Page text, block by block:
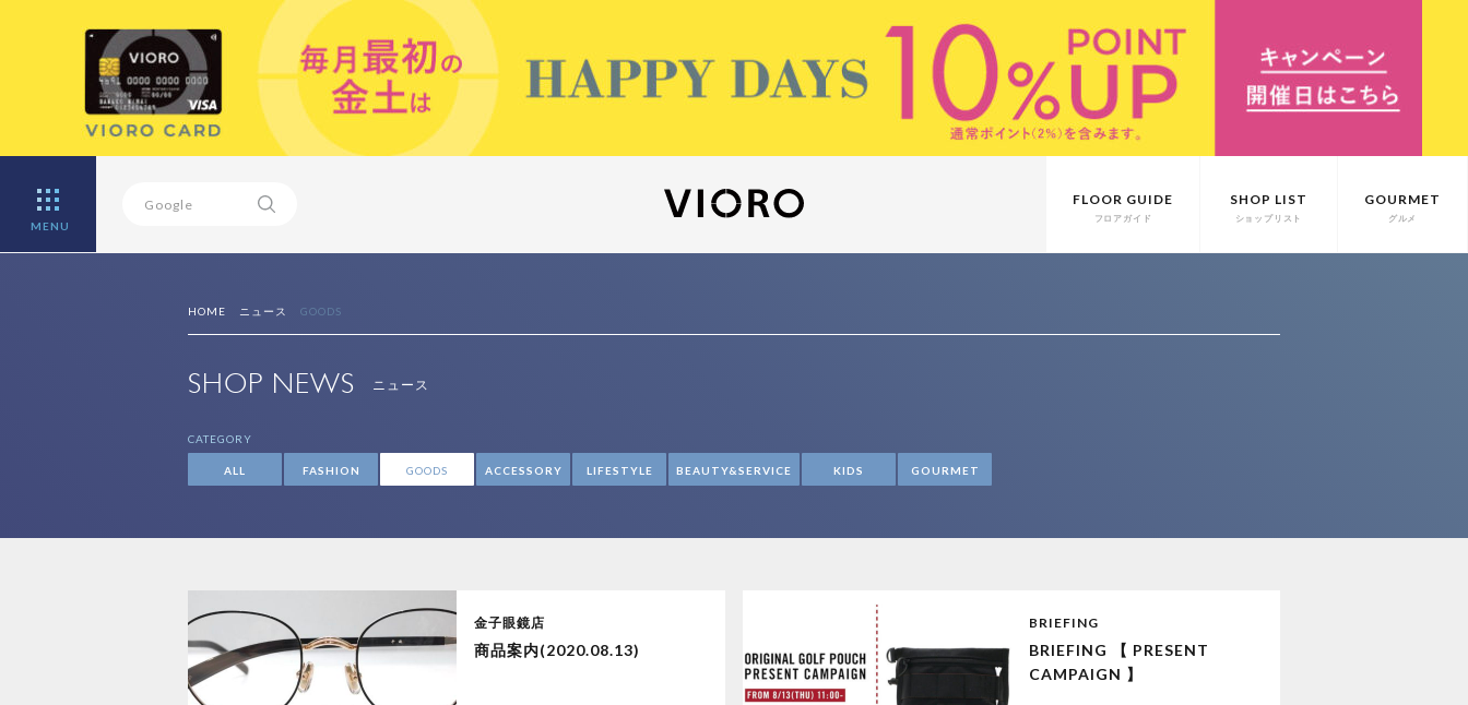
MENU
FLOOR GUIDE
フロアガイド
SHOP LIST
ショップリスト
GOURMET
グルメ
HOME ニュース GOODS
SHOP NEWS ニュース
CATEGORY
ALL FASHION GOODS ACCESSORY LIFESTYLE BEAUTY&SERVICE KIDS GOURMET
金子眼鏡店
商品案内(2020.08.13)
BRIEFING
BRIEFING 【 PRESENT
CAMPAIGN 】